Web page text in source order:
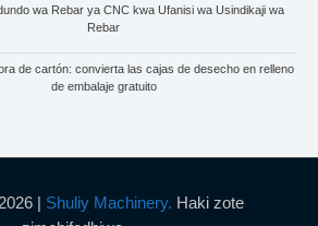
wa Rebar ya CNC kwa Ufanisi wa Usindikaji wa
Rebar
de cartón: convierta las cajas de desecho en relleno
de embalaje gratuito
| Shuliy Machinery. Haki zote